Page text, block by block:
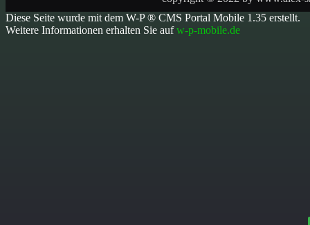
Diese Seite wurde mit dem W-P ® CMS Portal Mobile 1.35 erstellt.
Weitere Informationen erhalten Sie aufw-p-mobile.de